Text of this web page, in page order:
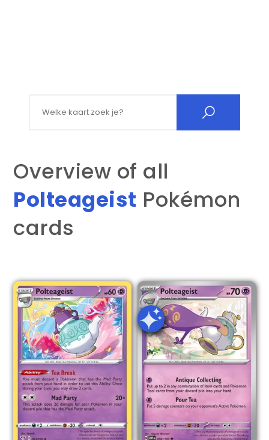
Overview of all
Polteageist Pokémon
cards